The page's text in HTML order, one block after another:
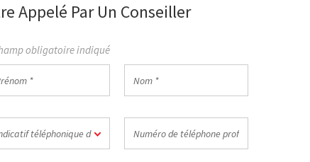
Appelé Par Un Conseiller
obligatoire indiqué
téléphonique du pays *
de